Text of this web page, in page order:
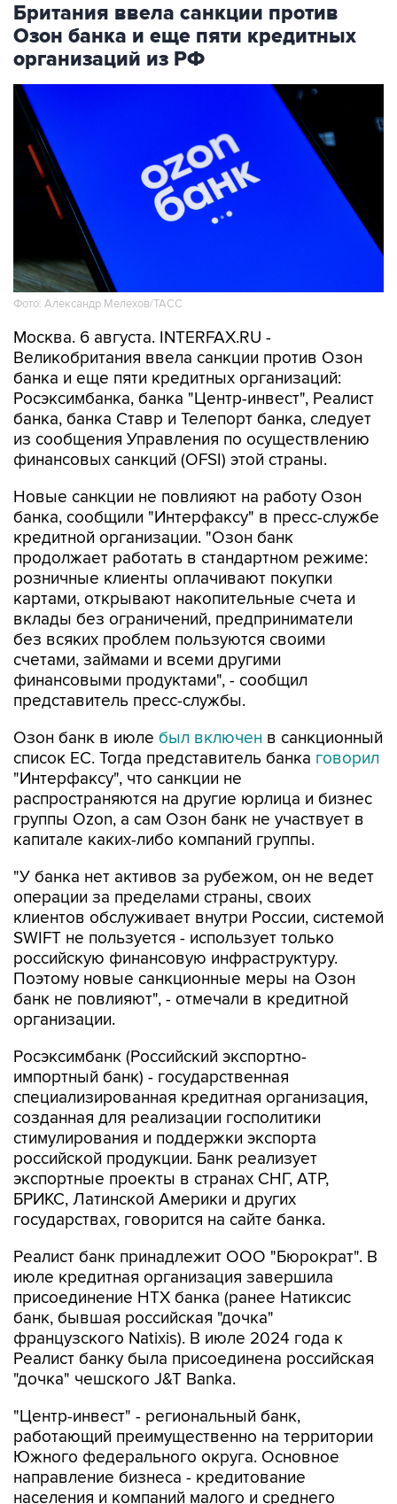
Британия ввела санкции против
Озон банка и еще пяти кредитных
организаций из РФ
Фото: Александр Мелехов/ТАСС
Москва. 6 августа. INTERFAX.RU -
Великобритания ввела санкции против Озон
банка и еще пяти кредитных организаций:
Росэксимбанка, банка "Центр-инвест", Реалист
банка, банка Ставр и Телепорт банка, следует
из сообщения Управления по осуществлению
финансовых санкций (OFSI) этой страны.
Новые санкции не повлияют на работу Озон
банка, сообщили "Интерфаксу" в пресс-службе
кредитной организации. "Озон банк
продолжает работать в стандартном режиме:
розничные клиенты оплачивают покупки
картами, открывают накопительные счета и
вклады без ограничений, предприниматели
без всяких проблем пользуются своими
счетами, займами и всеми другими
финансовыми продуктами", - сообщил
представитель пресс-службы.
Озон банк в июле был включен в санкционный
список ЕС. Тогда представитель банка говорил
"Интерфаксу", что санкции не
распространяются на другие юрлица и бизнес
группы Ozon, а сам Озон банк не участвует в
капитале каких-либо компаний группы.
"У банка нет активов за рубежом, он не ведет
операции за пределами страны, своих
клиентов обслуживает внутри России, системой
SWIFT не пользуется - использует только
российскую финансовую инфраструктуру.
Поэтому новые санкционные меры на Озон
банк не повлияют", - отмечали в кредитной
организации.
Росэксимбанк (Российский экспортно-
импортный банк) - государственная
специализированная кредитная организация,
созданная для реализации госполитики
стимулирования и поддержки экспорта
российской продукции. Банк реализует
экспортные проекты в странах СНГ, АТР,
БРИКС, Латинской Америки и других
государствах, говорится на сайте банка.
Реалист банк принадлежит ООО "Бюрократ". В
июле кредитная организация завершила
присоединение НТХ банка (ранее Натиксис
банк, бывшая российская "дочка"
французского Natixis). В июле 2024 года к
Реалист банку была присоединена российская
"дочка" чешского J&T Banka.
"Центр-инвест" - региональный банк,
работающий преимущественно на территории
Южного федерального округа. Основное
направление бизнеса - кредитование
населения и компаний малого и среднего